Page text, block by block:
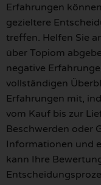
Erfahrungen
gezieltere
treffen. Helfen Sie
über Topiom
negative
vollständigen
Erfahrungen mit,
vom Kauf bis zur
Beschwerden oder
Informationen und
kann Ihre